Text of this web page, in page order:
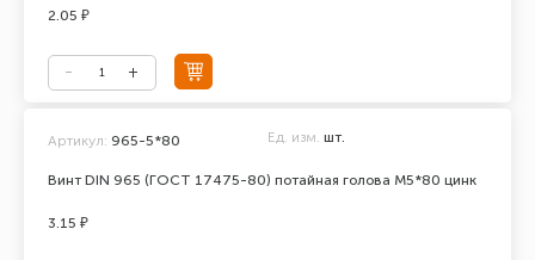
2.05 ₽
Винт DIN 965 (ГОСТ 17475-80) потайная голова М5*80 цинк
Артикул: 965-5*80 Ед. изм. шт.
3.15 ₽